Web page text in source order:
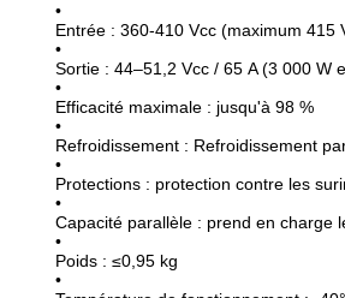
•
Entrée : 360-410 Vcc (maximum 415
•
Sortie : 44–51,2 Vcc / 65 A (3 000 W
•
Efficacité maximale : jusqu'à 98 %
•
Refroidissement : Refroidissement
•
Protections : protection contre les
•
Capacité parallèle : prend en charge
•
Poids : ≤0,95 kg
•